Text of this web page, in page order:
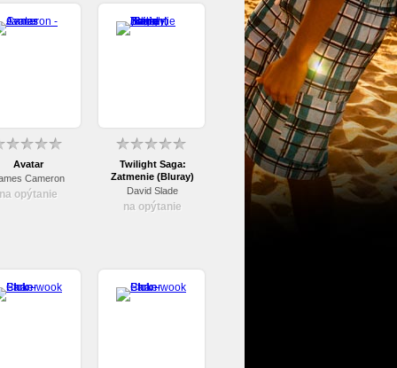
Avatar
Cameron
na opýtanie
Twilight Saga:
Zatmenie (Bluray)
David Slade
na opýtanie